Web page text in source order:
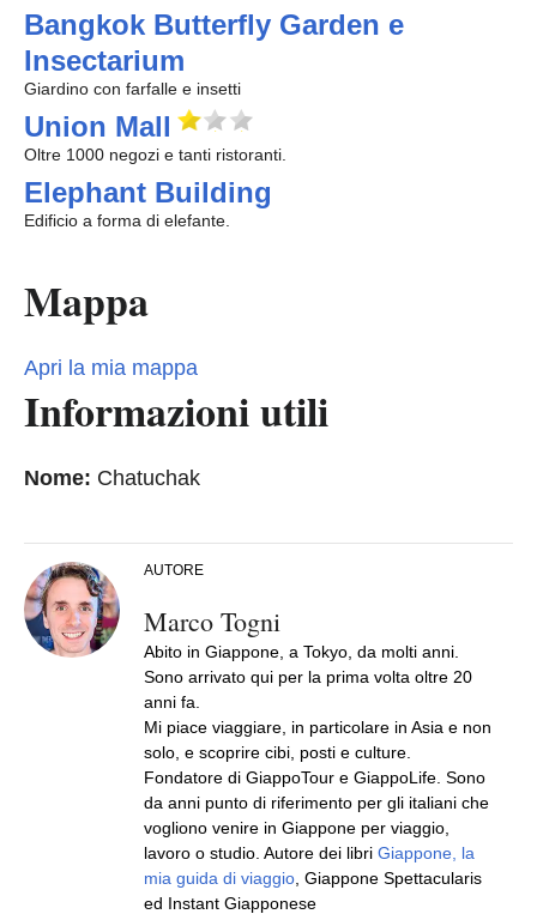
Bangkok Butterfly Garden e
Insectarium
Giardino con farfalle e insetti
Union Mall
Oltre 1000 negozi e tanti ristoranti.
Elephant Building
Edificio a forma di elefante.
Mappa
Apri la mia mappa
Informazioni utili
Nome: Chatuchak
AUTORE
Marco Togni
Abito in Giappone, a Tokyo, da molti anni.
Sono arrivato qui per la prima volta oltre 20
anni fa.
Mi piace viaggiare, in particolare in Asia e non
solo, e scoprire cibi, posti e culture.
Fondatore di GiappoTour e GiappoLife. Sono
da anni punto di riferimento per gli italiani che
vogliono venire in Giappone per viaggio,
lavoro o studio. Autore dei libri Giappone, la
mia guida di viaggio , Giappone Spettacularis
ed Instant Giapponese